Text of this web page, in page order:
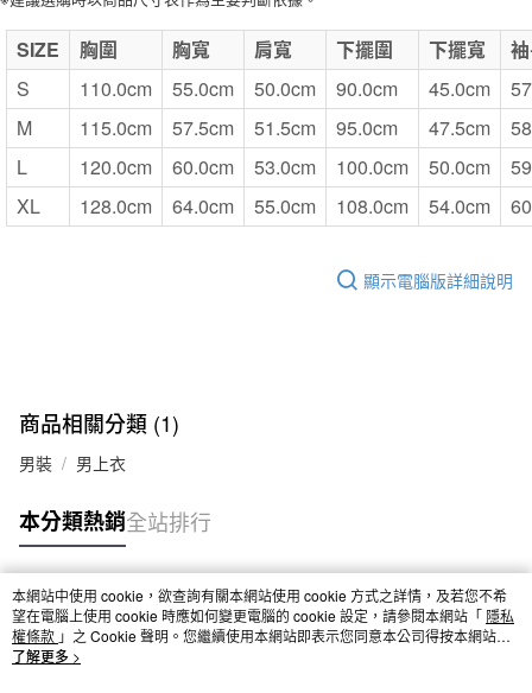
無印良品門市自取
免運費
SIZE 胸圍 胸寬 肩寬 下擺圍 下擺寬
S
110.0cm 55.0cm 50.0cm 90.0cm 45.0cm
M
115.0cm 57.5cm 51.5cm 95.0cm 47.5cm
L
120.0cm 60.0cm 53.0cm 100.0cm 50.0cm
XL
128.0cm 64.0cm 55.0cm 108.0cm 54.0cm
顯示電腦版詳細說明
商品相關分類 (1)
男裝 男上衣
本分類熱銷全站排行
熱門標籤
本網站中使用 cookie，欲查詢有關本網站使用 cookie 方式之詳情，及若您不希
望在電腦上使用 cookie 時應如何變更電腦的 cookie 設定，請參閱本網站「 隱私
權條款 」之 Cookie 聲明。您繼續使用本網站即表示您同意本公司得按本網站使
用條款之 Cookie 聲明使用 cookie。
了解更多 >